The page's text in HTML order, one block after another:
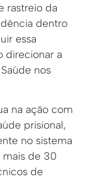
rastreio da
dentro
essa
direcionar a
nos
na ação com
prisional,
no sistema
mais de 30
de